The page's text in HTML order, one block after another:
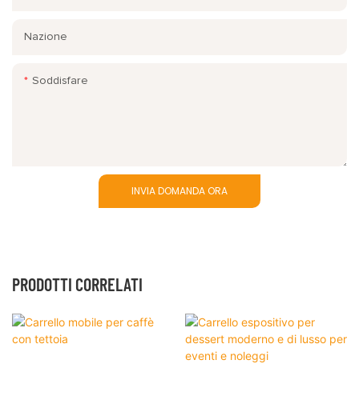
Nazione
Soddisfare
INVIA DOMANDA ORA
PRODOTTI CORRELATI